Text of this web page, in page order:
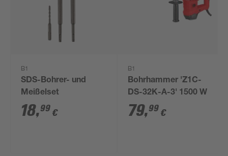
B1
SDS-Bohrer- und
Meißelset
18,99 €
B1
Bohrhammer 'Z1C-
DS-32K-A-3' 1500 W
79,99 €